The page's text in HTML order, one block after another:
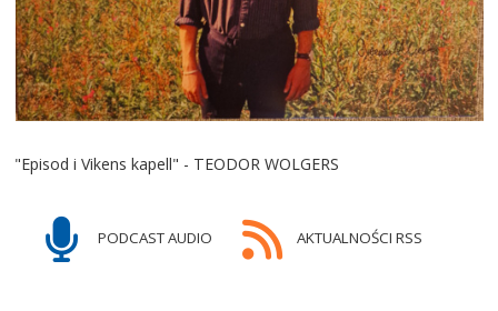
"Episod i Vikens kapell" - TEODOR WOLGERS
PODCAST AUDIO AKTUALNOŚCI RSS